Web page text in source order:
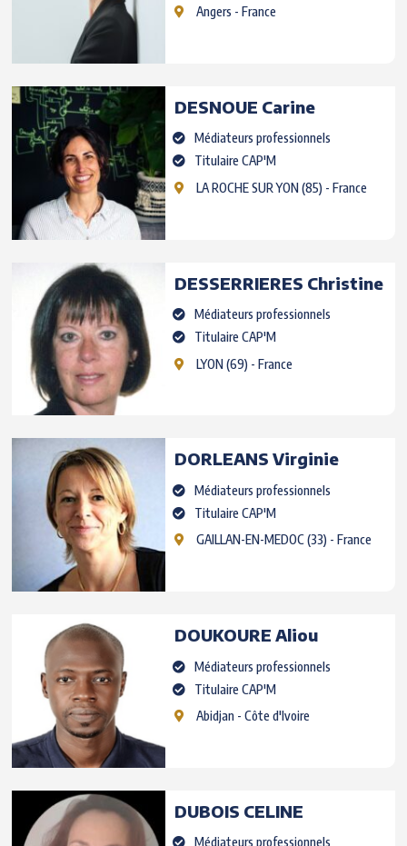
Angers - France
DESNOUE Carine
Médiateurs professionnels
Titulaire CAP'M
LA ROCHE SUR YON(85) - France
DESSERRIERES Christine
Médiateurs professionnels
Titulaire CAP'M
LYON(69) - France
DORLEANS Virginie
Médiateurs professionnels
Titulaire CAP'M
GAILLAN-EN-MEDOC(33) - France
DOUKOURE Aliou
Médiateurs professionnels
Titulaire CAP'M
Abidjan- Côte d'Ivoire
DUBOIS CELINE
Médiateurs professionnels